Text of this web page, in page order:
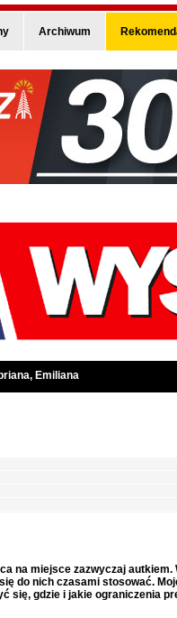
Archiwum
Emiliana
na miejsce zazwyczaj autkiem.
do nich czasami stosować.
się, gdzie i jakie ograniczenia